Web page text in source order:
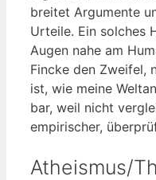
brei­tet Argu­men­te
Urtei­le. Ein sol­ches
Augen nahe am
Fin­cke den Zwei­fel,
ist, wie mei­ne
bar, weil nicht
empi­ri­scher,
Atheismus/